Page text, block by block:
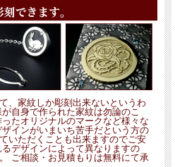
、家紋しか彫刻出来ないというわ
自身で作られた家紋は勿論のこ
たオリジナルのマークなど様々な
インがいまいち苦手だという方の
いただくことも出来ますのでご安
デザインによって異なりますの
ご相談・お見積もりは無料にて承